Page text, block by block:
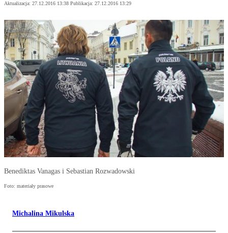
Aktualizacja: 27.12.2016 13:38 Publikacja: 27.12.2016 13:29
Benediktas Vanagas i Sebastian Rozwadowski
Foto: materiały prasowe
Michalina Mikulska